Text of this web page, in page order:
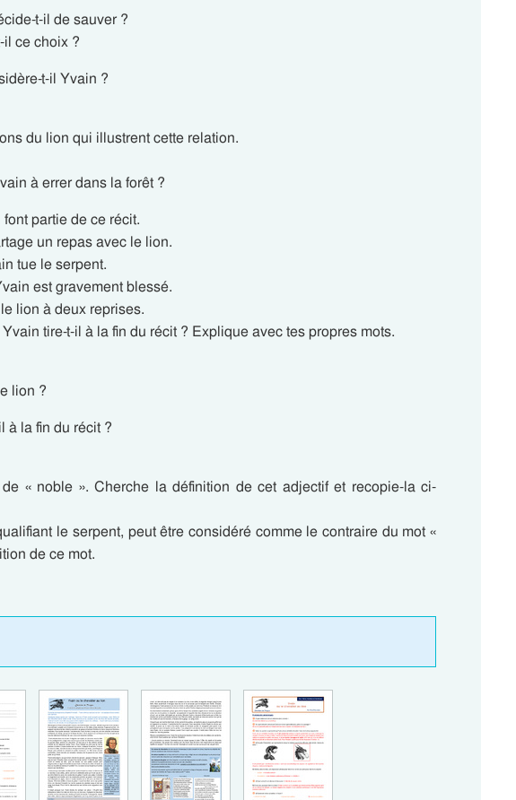
t-il de sauver ?
ce choix ?
t-il Yvain ?
du lion qui illustrent cette relation.
à errer dans la forêt ?
partie de ce récit.
un repas avec le lion.
tue le serpent.
est gravement blessé.
lion à deux reprises.
tire-t-il à la fin du récit ? Explique avec tes propres mots.
lion ?
à la fin du récit ?
« noble ». Cherche la définition de cet adjectif et recopie-la ci-
le serpent, peut être considéré comme le contraire du mot «
de ce mot.